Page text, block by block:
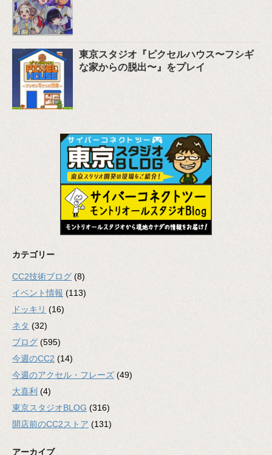
東京スタジオ『ピクセルハウス〜フシギ
な家からの脱出〜』をプレイ
カテゴリー
CC2技術ブログ (8)
イベント情報 (113)
ドッキリ (16)
ネタ (32)
ブログ (595)
今週のCC2 (14)
今週のアクセル・フレーズ (49)
大喜利 (4)
東京スタジオBLOG (316)
開店前のCC2ストア (131)
アーカイブ